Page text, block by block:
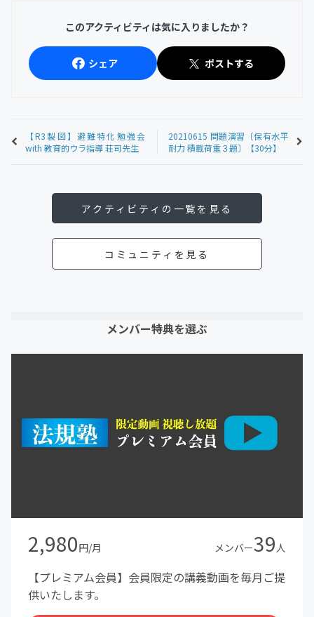
このアクティビティは気に入りましたか？
シェア ポストする
【R3製図】避難特化勉強会
with 教育的ウラ指導 荘司先生
20210615 問題演習〔保有水平
耐力 積載荷重３題〕【30分】
アクティビティの一覧を見る
コミュニティを見る
メンバー特典を選ぶ
2,980円/月 メンバー39人
【プレミアム会員】会員限定の講義動画を毎月ご提
供いたします。